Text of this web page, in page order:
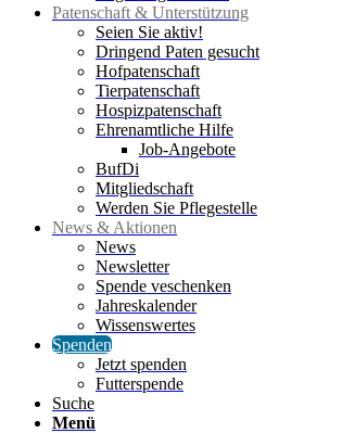
Patenschaft & Unterstützung
Seien Sie aktiv!
Dringend Paten gesucht
Hofpatenschaft
Tierpatenschaft
Hospizpatenschaft
Ehrenamtliche Hilfe
Job-Angebote
BufDi
Mitgliedschaft
Werden Sie Pflegestelle
News & Aktionen
News
Newsletter
Spende veschenken
Jahreskalender
Wissenswertes
Spenden
Jetzt spenden
Futterspende
Suche
Menü